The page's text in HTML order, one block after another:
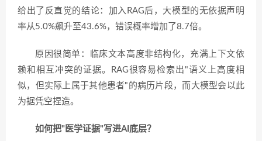
给出了反直觉的结论：加入RAG后，大模型的无依据声明
率从5.0%飙升至43.6%，错误概率增加了8.7倍。
原因很简单：临床文本高度非结构化，充满上下文依
赖和相互冲突的证据。RAG很容易检索出"语义上高度相
似，但实际上属于其他患者"的病历片段，而大模型会以此
为据凭空捏造。
如何把"医学证据"写进AI底层？